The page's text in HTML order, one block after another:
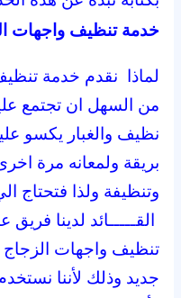
خدمة تنظيف واجهات
لماذا نقدم خدمة
من السهل ان تجتمع عليه
نظيف والغبار يكسو
بريقة ولمعانه مرة
وتنظيفة ولذا فتحتاج
القـــــائد لدينا
تنظيف واجهات الزجاج
جديد وذلك لأننا